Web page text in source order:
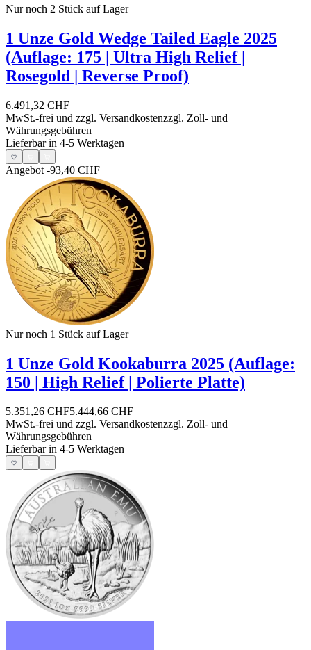
Nur noch 2 Stück auf Lager
1 Unze Gold Wedge Tailed Eagle 2025
(Auflage: 175 | Ultra High Relief |
Rosegold | Reverse Proof)
6.491,32 CHF
MwSt.-frei und zzgl. Versandkostenzzgl. Zoll- und
Währungsgebühren
Lieferbar in 4-5 Werktagen
Angebot -93,40 CHF
Nur noch 1 Stück auf Lager
1 Unze Gold Kookaburra 2025 (Auflage:
150 | High Relief | Polierte Platte)
5.351,26 CHF5.444,66 CHF
MwSt.-frei und zzgl. Versandkostenzzgl. Zoll- und
Währungsgebühren
Lieferbar in 4-5 Werktagen